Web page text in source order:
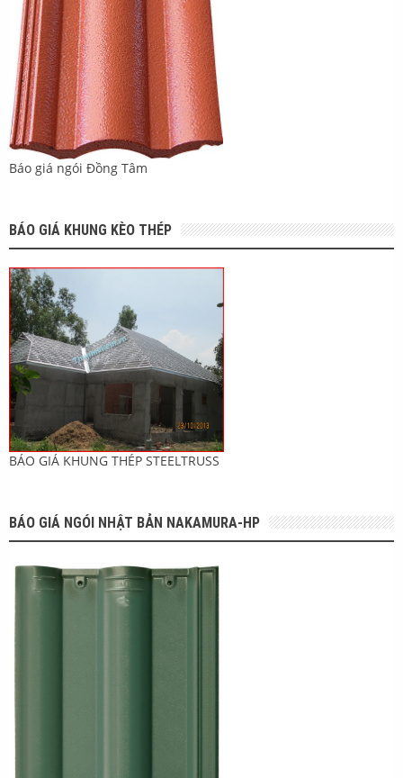
Báo giá ngói Đồng Tâm
BÁO GIÁ KHUNG KÈO THÉP
BÁO GIÁ KHUNG THÉP STEELTRUSS
BÁO GIÁ NGÓI NHẬT BẢN NAKAMURA-HP